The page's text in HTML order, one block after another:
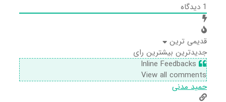
دیدگاه
قدیمی ترین
جدیدترین بیشترین رای
View all comments
حمید مدنی